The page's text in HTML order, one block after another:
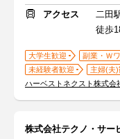
アクセス
二田
徒歩
大学生歓迎 副業・Ｗ
未経験者歓迎
主婦(夫)
ハーベストネクスト株式会
株式会社テクノ・サー